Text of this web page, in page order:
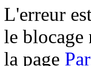
L'erreur
le blocage
la page